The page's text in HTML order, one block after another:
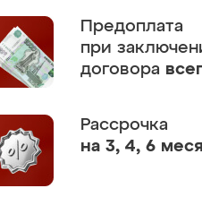
Предоплата
при
договора
Рассрочка
на 3, 4, 6